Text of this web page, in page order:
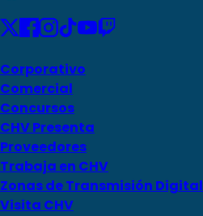
Corporativo
Comercial
Concursos
CHV Presenta
Proveedores
Trabaja en CHV
Zonas de Transmisión Digital
Visita CHV